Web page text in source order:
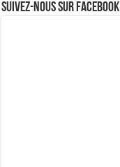
Suivez-nous sur Facebook